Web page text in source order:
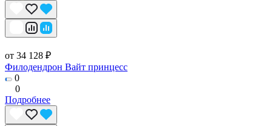
от 34 128 ₽
Филодендрон Вайт принцесс
0
0
Подробнее